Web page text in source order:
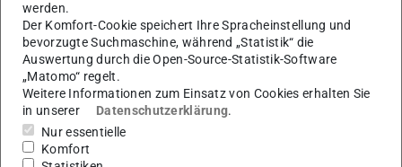
werden.
Der Komfort-Cookie speichert Ihre Spracheinstellung und
bevorzugte Suchmaschine, während „Statistik“ die
Auswertung durch die Open-Source-Statistik-Software
„Matomo“ regelt.
Weitere Informationen zum Einsatz von Cookies erhalten Sie
in unserer
Datenschutzerklärung.
Nur essentielle
Komfort